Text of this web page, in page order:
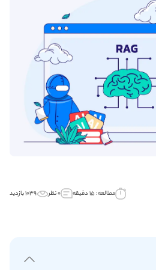
مطالعه: ۱۵ دقیقه ۰ نظر ۱۰۳۹ بازدید